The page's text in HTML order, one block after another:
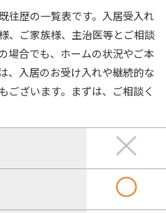
往歴の一覧表です。入居受入れ
、ご家族様、主治医等とご相談
場合でも、ホームの状況やご本
、入居のお受け入れや継続的な
ございます。まずは、ご相談く